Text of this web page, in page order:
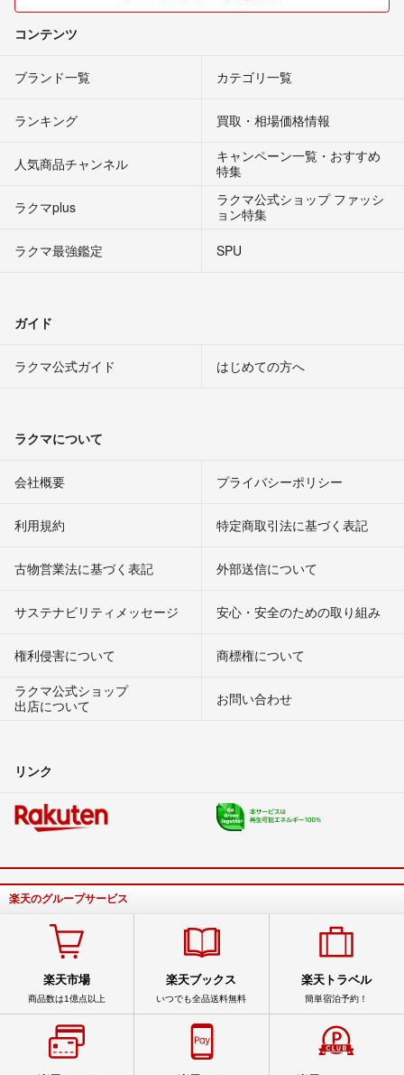
コンテンツ
ブランド一覧 カテゴリ一覧
ランキング 買取・相場価格情報
人気商品チャンネル
キャンペーン一覧・おすすめ
特集
ラクマplus
ラクマ公式ショップ ファッシ
ョン特集
ラクマ最強鑑定
SPU
ガイド
ラクマ公式ガイド はじめての方へ
ラクマについて
会社概要 プライバシーポリシー
利用規約 特定商取引法に基づく表記
古物営業法に基づく表記 外部送信について
サステナビリティメッセージ 安心・安全のための取り組み
権利侵害について
商標権について
ラクマ公式ショップ
出店について
お問い合わせ
リンク
楽天のグループサービス
楽天市場
商品数は1億点以上
楽天ブックス
いつでも全品送料無料
楽天トラベル
簡単宿泊予約！